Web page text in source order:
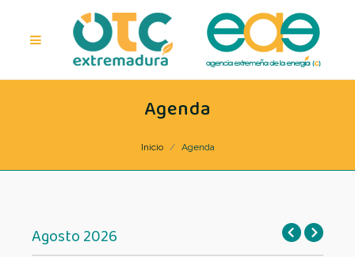
Agenda
Inicio Agenda
Agosto 2026